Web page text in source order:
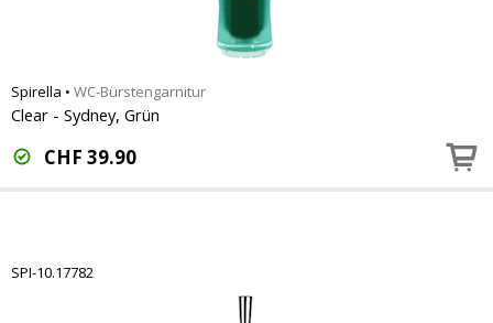
Spirella • WC-Bürstengarnitur
Clear - Sydney, Grün
CHF 39.90
SPI-10.17782